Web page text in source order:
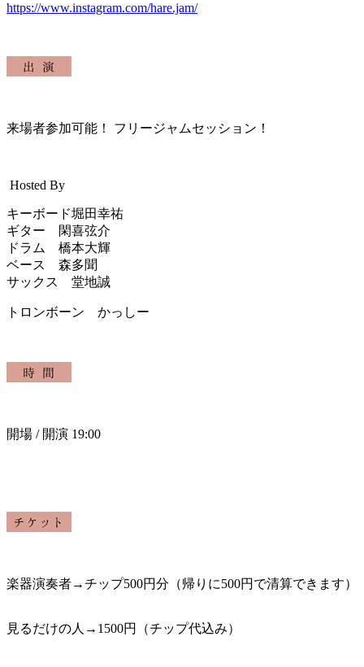
https://www.instagram.com/hare.jam/
来場者参加可能！ フリージャムセッション！
Hosted By
キーボード堀田幸祐
ギター 閑喜弦介
ドラム 橋本大輝
ベース 森多聞
サックス 堂地誠
トロンボーン かっしー
開場 / 開演 19:00
楽器演奏者→チップ500円分（帰りに500円で清算できます）
見るだけの人→1500円（チップ代込み）